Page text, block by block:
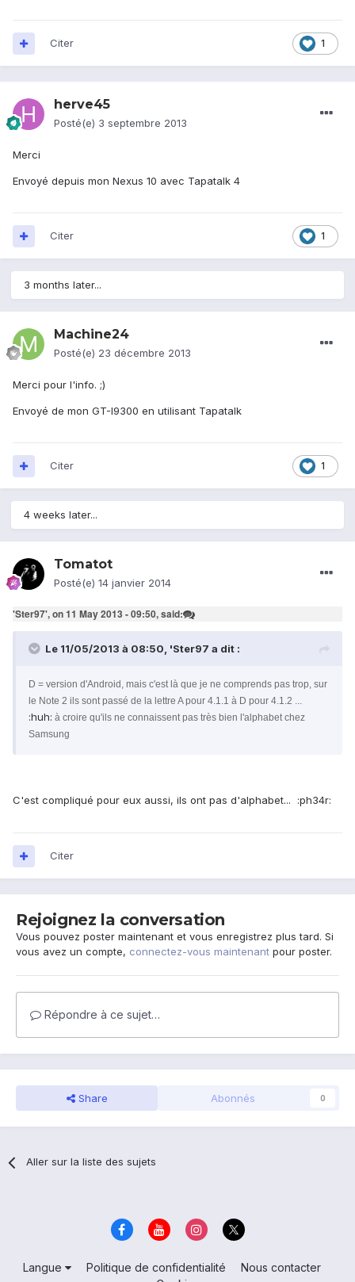
1
Citer
herve45
Posté(e) 3 septembre 2013
Merci
Envoyé depuis mon Nexus 10 avec Tapatalk 4
1
Citer
3 months later...
Machine24
Posté(e) 23 décembre 2013
Merci pour l'info. ;)
Envoyé de mon GT-I9300 en utilisant Tapatalk
1
Citer
4 weeks later...
Tomatot
Posté(e) 14 janvier 2014
'Ster97', on 11 May 2013 - 09:50, said:
Le 11/05/2013 à 08:50, 'Ster97 a dit :
D = version d'Android, mais c'est là que je ne comprends pas trop, sur
le Note 2 ils sont passé de la lettre A pour 4.1.1 à D pour 4.1.2 ...
:huh: à croire qu'ils ne connaissent pas très bien l'alphabet chez
Samsung
C'est compliqué pour eux aussi, ils ont pas d'alphabet... :ph34r:
Citer
Rejoignez la conversation
Vous pouvez poster maintenant et vous enregistrez plus tard. Si
vous avez un compte, connectez-vous maintenant pour poster.
Répondre à ce sujet…
Share Abonnés 0
Aller sur la liste des sujets
Langue Politique de confidentialité
Nous contacter